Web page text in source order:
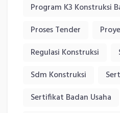
Program K3 Konstruksi
Proses Tender
Regulasi Konstruksi
Sdm Konstruksi
Sertifikat Badan Usaha